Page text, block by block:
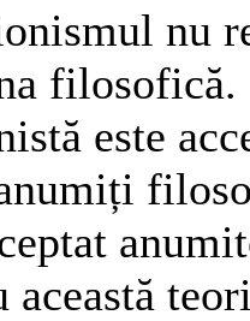
nu
filosofică.
este